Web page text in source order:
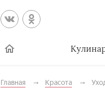
Главная Красота